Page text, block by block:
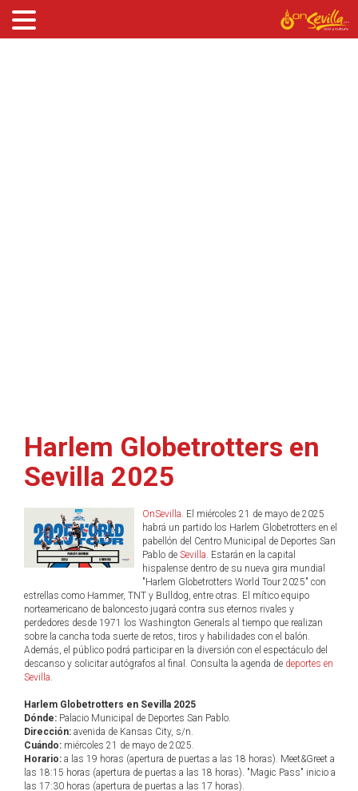
Harlem Globetrotters en
Sevilla 2025
OnSevilla. El miércoles 21 de mayo de 2025
habrá un partido los Harlem Globetrotters en el
pabellón del Centro Municipal de Deportes San
Pablo de Sevilla. Estarán en la capital
hispalense dentro de su nueva gira mundial
"Harlem Globetrotters World Tour 2025" con
estrellas como Hammer, TNT y Bulldog, entre otras. El mítico equipo
norteamericano de baloncesto jugará contra sus eternos rivales y
perdedores desde 1971 los Washington Generals al tiempo que realizan
sobre la cancha toda suerte de retos, tiros y habilidades con el balón.
Además, el público podrá participar en la diversión con el espectáculo del
descanso y solicitar autógrafos al final. Consulta la agenda de deportes en
Sevilla.
Harlem Globetrotters en Sevilla 2025
Dónde: Palacio Municipal de Deportes San Pablo.
Dirección: avenida de Kansas City, s/n.
Cuándo: miércoles 21 de mayo de 2025.
Horario: a las 19 horas (apertura de puertas a las 18 horas). Meet&Greet a
las 18:15 horas (apertura de puertas a las 18 horas). "Magic Pass" inicio a
las 17:30 horas (apertura de puertas a las 17 horas).